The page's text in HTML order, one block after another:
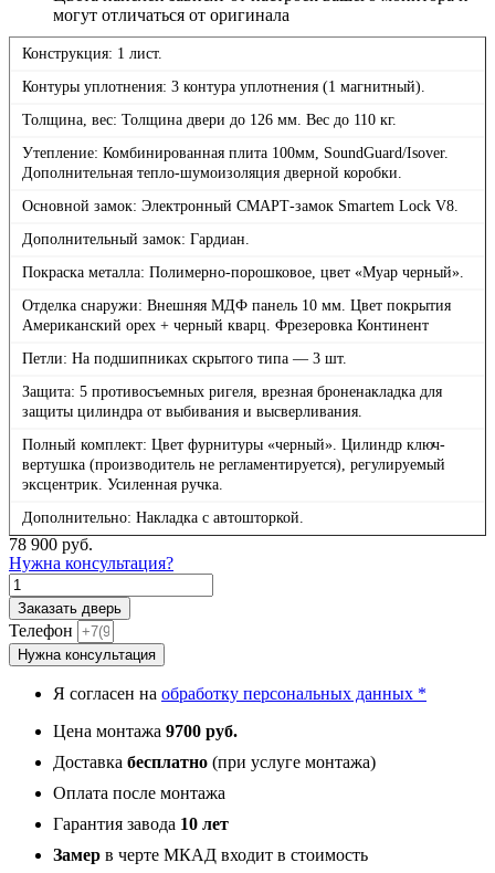
могут отличаться от оригинала
Конструкция: 1 лист.
Контуры уплотнения: 3 контура уплотнения (1 магнитный).
Толщина, вес: Толщина двери до 126 мм. Вес до 110 кг.
Утепление: Комбинированная плита 100мм, SoundGuard/Isover.
Дополнительная тепло-шумоизоляция дверной коробки.
Основной замок: Электронный СМАРТ-замок Smartem Lock V8.
Дополнительный замок: Гардиан.
Покраска металла: Полимерно-порошковое, цвет «Муар черный».
Отделка снаружи: Внешняя МДФ панель 10 мм. Цвет покрытия
Американский орех + черный кварц. Фрезеровка Континент
Петли: На подшипниках скрытого типа — 3 шт.
Защита: 5 противосъемных ригеля, врезная броненакладка для
защиты цилиндра от выбивания и высверливания.
Полный комплект: Цвет фурнитуры «черный». Цилиндр ключ-
вертушка (производитель не регламентируется), регулируемый
эксцентрик. Усиленная ручка.
Дополнительно: Накладка с автошторкой.
78 900 руб.
Нужна консультация?
Количество
товара
Континент
Смарт,
панель
горизонт
Заказать дверь
Телефон
Нужна консультация
Я согласен на обработку персональных данных *
Цена монтажа 9700 руб.
Доставка бесплатно (при услуге монтажа)
Оплата после монтажа
Гарантия завода 10 лет
Замер в черте МКАД входит в стоимость